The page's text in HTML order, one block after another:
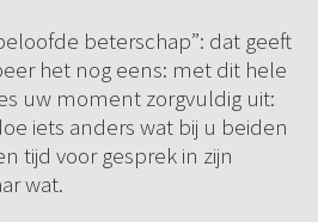
beterschap”: dat geeft
het nog eens: met dit hele
uw moment zorgvuldig uit:
iets anders wat bij u beiden
tijd voor gesprek in zijn
wat.